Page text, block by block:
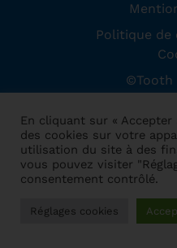
Politique
©Tooth
En cliquant sur «
des cookies sur votre
utilisation du site à des
vous pouvez visiter
consentement contrôlé.
Réglages cookies